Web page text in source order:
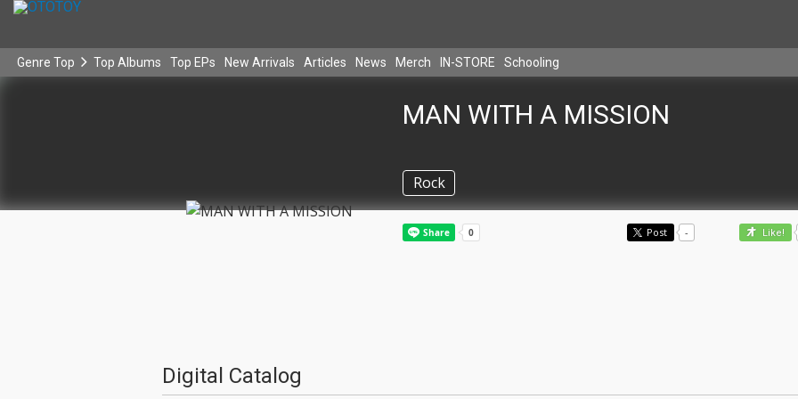
Genre Top Top Albums Top EPs New Arrivals Articles News Merch IN-STORE Schooling
MAN WITH A MISSION
Rock
Post - Like!
Digital Catalog